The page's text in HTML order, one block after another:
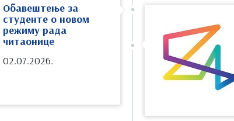
Обавештење за
студенте о новом
режиму рада
читаонице
02.07.2026.